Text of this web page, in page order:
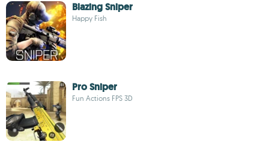
Blazing Sniper
Happy Fish
Pro Sniper
Fun Actions FPS 3D